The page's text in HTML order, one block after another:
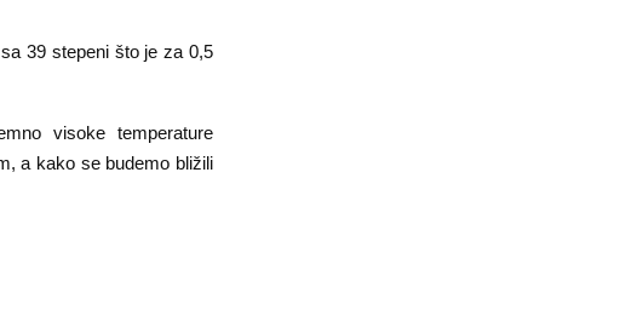
39 stepeni što je za 0,5
visoke temperature
a kako se budemo bližili